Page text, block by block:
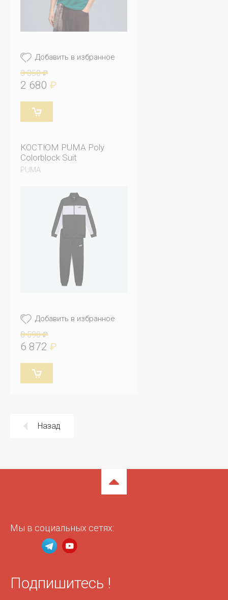
Добавить в избранное
3 350 ₽
2 680 ₽
КОСТЮМ PUMA Poly
Colorblock Suit
PUMA
Добавить в избранное
8 590 ₽
6 872 ₽
Назад
Подпишитесь !
Мы в социальных сетях: